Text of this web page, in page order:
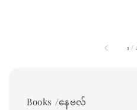
1 /
Books /နေဗလ်